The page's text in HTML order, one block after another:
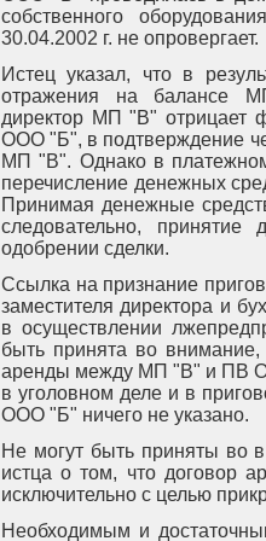
собственного
30.04.2002 г. не опровергает.
Истец указал, что в
отражения на балансе
директор МП "В" отрицает
ООО "Б", в подтверждение
МП "В". Однако в
перечисление денежных
Принимая денежные
следовательно, принятие
одобрении сделки.
Ссылка на признание
заместителя директора и
в осуществлении
быть принята во внимание,
аренды между МП "В" и ПВ
в уголовном деле и в
ООО "Б" ничего не указано.
Не могут быть приняты во
истца о том, что договор
исключительно с целью
Необходимым и